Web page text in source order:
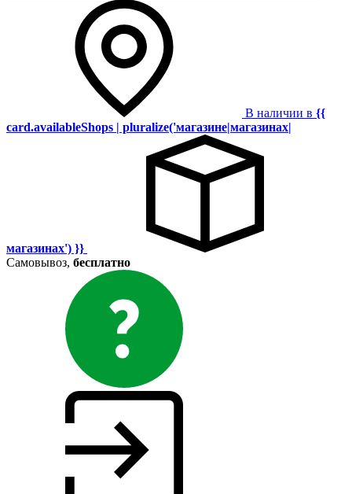
В наличии в {{
card.availableShops | pluralize('магазине|магазинах|
магазинах') }}
Самовывоз, бесплатно